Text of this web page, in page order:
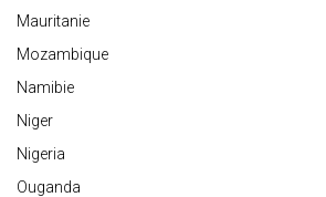
Mauritanie
Mozambique
Namibie
Niger
Nigeria
Ouganda